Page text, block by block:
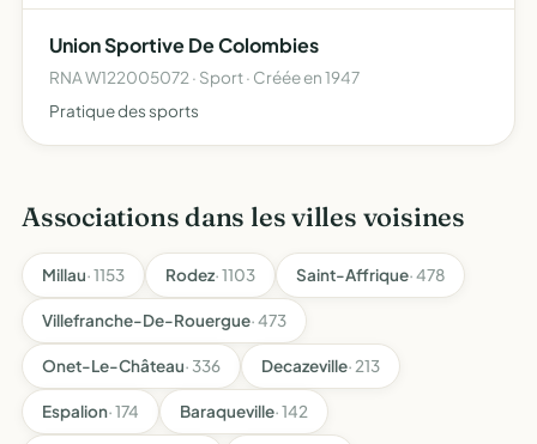
Union Sportive De Colombies
RNA W122005072 · Sport · Créée en 1947
Pratique des sports
Associations dans les villes voisines
Millau· 1153 Rodez· 1103 Saint-Affrique· 478
Villefranche-De-Rouergue· 473
Onet-Le-Château· 336 Decazeville· 213
Espalion· 174 Baraqueville· 142